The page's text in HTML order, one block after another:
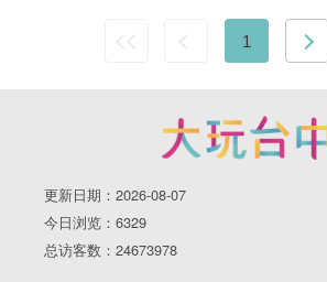
1
更新日期：2026-08-07
今日浏览：6329
总访客数：24673978